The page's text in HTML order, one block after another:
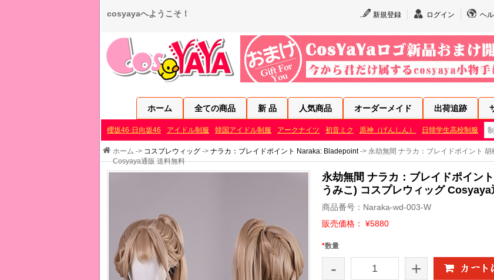
cosyayaへようこそ！ 新規登録 ログイン ヘ
ホーム 全ての商品 新 品 人気商品 オーダーメイド 出荷追跡
櫻坂46·日向坂46 アイドル制服 韓国アイドル制服 アークナイツ 初音ミク 原神（げんしん） 日韓学生高校制服
ホーム -> コスプレウィッグ -> ナラカ：ブレイドポイント Naraka: Bladepoint-> 永劫無間 ナラカ：ブレイドポイント
Cosyaya通販 送料無料
永劫無間 ナラカ：ブレイドポイン
うみこ) コスプレウィッグ
商品番号：Naraka-wd-003-W
販売価格： ¥5880
*数量
- +